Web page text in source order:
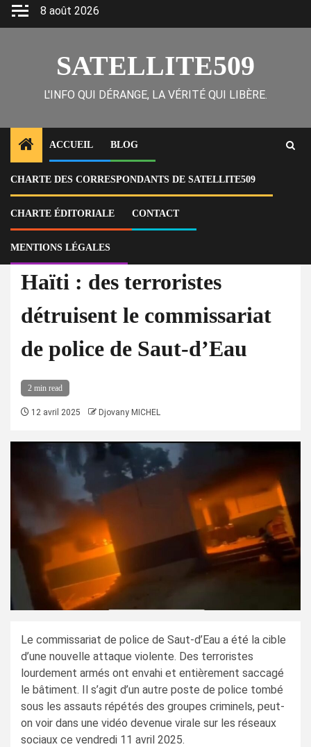
Skip
8 août 2026
SATELLITE509
L'INFO QUI DÉRANGE, LA VÉRITÉ QUI LIBÈRE.
ACCUEIL BLOG
CHARTE DES CORRESPONDANTS DE SATELLITE509
CHARTE ÉDITORIALE CONTACT
MENTIONS LÉGALES
Home
Actu
Haïti : des terroristes détruisent le commissariat de police de Saut-
d’Eau
À la Une Actu
Haïti : des terroristes
détruisent le commissariat
de police de Saut-d’Eau
2 min read
12 avril 2025 Djovany MICHEL
Le commissariat de police de Saut-d’Eau a été la cible
d’une nouvelle attaque violente. Des terroristes
lourdement armés ont envahi et entièrement saccagé
le bâtiment. Il s’agit d’un autre poste de police tombé
sous les assauts répétés des groupes criminels, peut-
on voir dans une vidéo devenue virale sur les réseaux
sociaux ce vendredi 11 avril 2025.